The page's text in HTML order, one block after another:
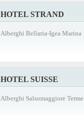
HOTEL STRAND
Alberghi Bellaria-Igea Marina
HOTEL SUISSE
Alberghi Salsomaggiore Terme